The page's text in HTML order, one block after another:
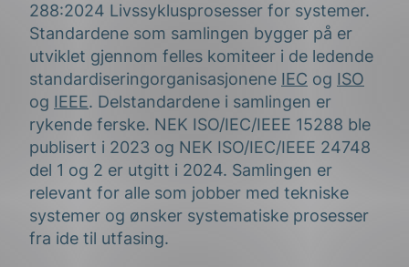
288:2024 Livssyklusprosesser for systemer.
Standardene som samlingen bygger på er
utviklet gjennom felles komiteer i de ledende
standardiseringorganisasjonene IEC og ISO
og IEEE. Delstandardene i samlingen er
rykende ferske. NEK ISO/IEC/IEEE 15288 ble
publisert i 2023 og NEK ISO/IEC/IEEE 24748
del 1 og 2 er utgitt i 2024. Samlingen er
relevant for alle som jobber med tekniske
systemer og ønsker systematiske prosesser
fra ide til utfasing.